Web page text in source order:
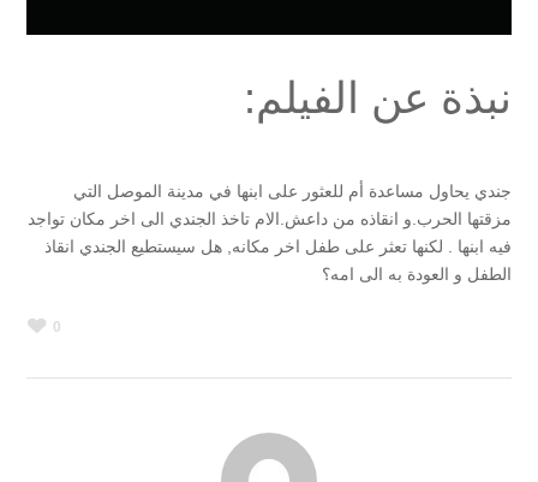
نبذة عن الفيلم:
جندي يحاول مساعدة أم للعثور على ابنها في مدينة الموصل التي
مزقتها الحرب.و انقاذه من داعش.الام تاخذ الجندي الى اخر مكان تواجد
فيه ابنها . لكنها تعثر على طفل اخر مكانه, هل سيستطيع الجندي انقاذ
الطفل و العودة به الى امه؟
0